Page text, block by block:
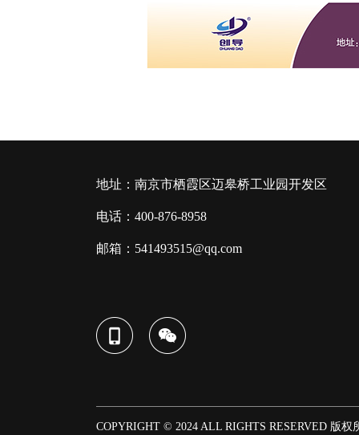
地址：南京市栖霞区迈皋桥工业园开发区
电话：400-876-8958
邮箱：541493515@qq.com
COPYRIGHT © 2024 ALL RIGHTS RESERVED 版权